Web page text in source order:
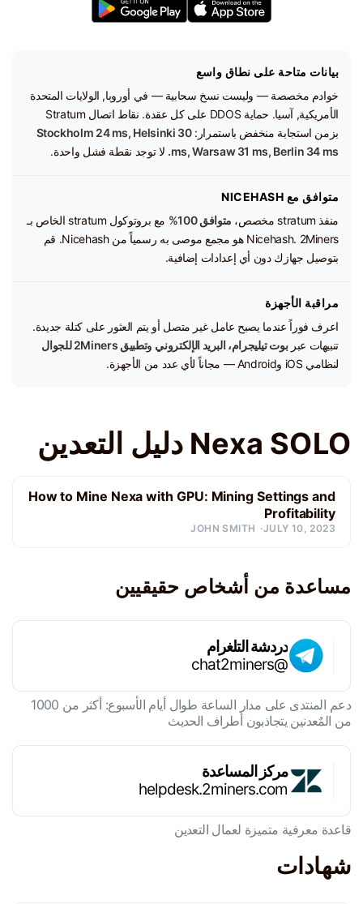
بيانات متاحة على نطاق واسع
خوادم مخصصة — وليست نسخ سحابية — في أوروبا, الولايات المتحدة
الأمريكية, آسيا. حماية DDOS على كل عقدة. نقاط اتصال Stratum
بزمن استجابة منخفض باستمرار:Stockholm 24 ms, Helsinki 30
ms, Warsaw 31 ms, Berlin 34 ms. لا توجد نقطة فشل واحدة.
متوافق مع NICEHASH
منفذ stratum مخصص،
متوافق 100%
مع بروتوكول stratum الخاص بـ
Nicehash. 2Miners هو مجمع موصى به رسمياً من Nicehash. قم
بتوصيل جهازك دون أي إعدادات إضافية.
مراقبة الأجهزة
اعرف فوراً عندما يصبح عامل غير متصل أو يتم العثور على كتلة جديدة.
تنبيهات عبربوت تيليجرام، البريد الإلكتروني وتطبيق 2Miners للجوال
لنظامي iOS وAndroid — مجاناً لأي عدد من الأجهزة.
Nexa SOLO دليل التعدين
How to Mine Nexa with GPU: Mining Settings and
Profitability
JULY 10, 2023
JOHN SMITH
مساعدة من أشخاص حقيقيين
دردشة التلغرام
@chat2miners
دعم المنتدى على مدار الساعة طوال أيام الأسبوع: أكثر من 1000
من المٌعدنين يتجاذبون أطراف الحديث
مركز المساعدة
helpdesk.2miners.com
قاعدة معرفية متميزة لعمال التعدين
شهادات